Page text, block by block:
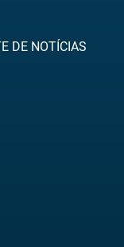
DE NOTÍCIAS